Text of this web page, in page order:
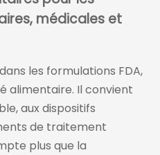
médicales et
les formulations FDA,
alimentaire. Il convient
aux dispositifs
de traitement
plus que la